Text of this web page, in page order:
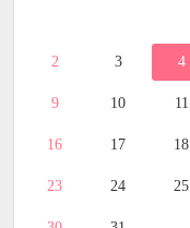
2 3 4
9 10 11
16 17 18
23 24 25